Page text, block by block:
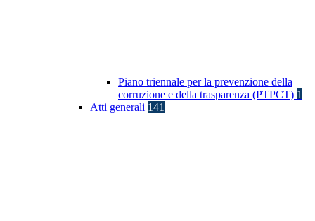
Piano triennale per la prevenzione della
corruzione e della trasparenza (PTPCT) 1
Atti generali 141